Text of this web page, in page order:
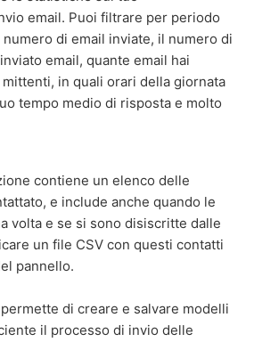
email. Puoi filtrare per periodo
di email inviate, il numero di
email, quante email hai
in quali orari della giornata
tempo medio di risposta e molto
contiene un elenco delle
e include anche quando le
volta e se si sono disiscritte dalle
un file CSV con questi contatti
pannello.
di creare e salvare modelli
il processo di invio delle